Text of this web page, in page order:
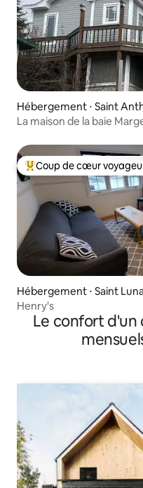
Hébergement ⋅ Saint
La maison de la baie
Coups de cœur
Coup de cœur
Hébergement ⋅ Saint
Henry's
Le confort d'un